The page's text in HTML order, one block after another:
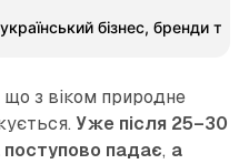
бізнес, бренди та
з віком природне
Уже після 25–30
поступово падає, а